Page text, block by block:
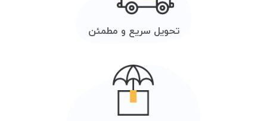
تحویل سریع و مطمئن